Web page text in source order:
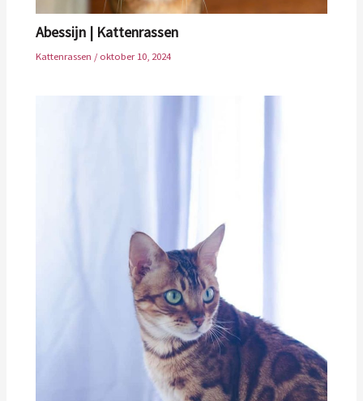
Abessijn | Kattenrassen
Kattenrassen /oktober 10, 2024